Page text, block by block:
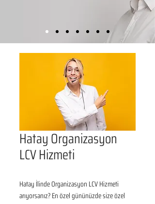
Hatay Organizasyon
LCV Hizmeti
Hatay İlinde Organizasyon LCV Hizmeti
arıyorsanız? En özel gününüzde size özel